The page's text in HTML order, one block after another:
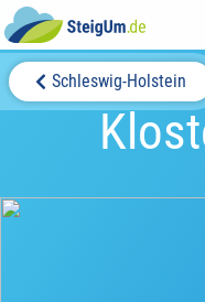
Schleswig-Holstein